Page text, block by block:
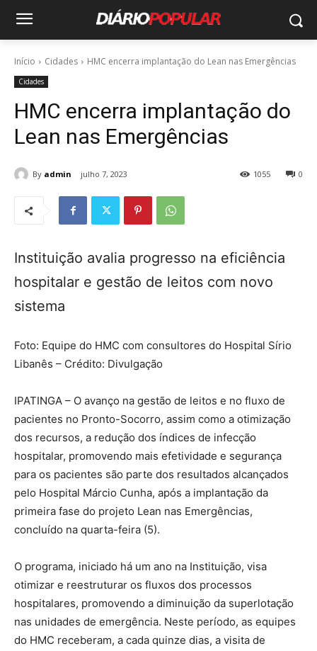
Início Cidades HMC encerra implantação do Lean nas Emergências
Cidades
HMC encerra implantação do
Lean nas Emergências
By admin julho 7, 2023 0
1055
Instituição avalia progresso na eficiência
hospitalar e gestão de leitos com novo
sistema
Foto: Equipe do HMC com consultores do Hospital Sírio
Libanês – Crédito: Divulgação
IPATINGA – O avanço na gestão de leitos e no fluxo de
pacientes no Pronto-Socorro, assim como a otimização
dos recursos, a redução dos índices de infecção
hospitalar, promovendo mais efetividade e segurança
para os pacientes são parte dos resultados alcançados
pelo Hospital Márcio Cunha, após a implantação da
primeira fase do projeto Lean nas Emergências,
concluído na quarta-feira (5).
O programa, iniciado há um ano na Instituição, visa
otimizar e reestruturar os fluxos dos processos
hospitalares, promovendo a diminuição da superlotação
nas unidades de emergência. Neste período, as equipes
do HMC receberam, a cada quinze dias, a visita de